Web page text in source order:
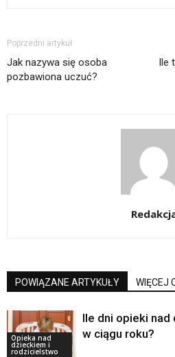
Poprzedni artykuł
Jak nazywa się osoba
pozbawiona uczuć?
Ile
POWIĄZANE ARTYKUŁY WIĘCEJ
Opieka nad
dzieckiem i
rodzicielstwo
Ile dni opieki nad
w ciągu roku?